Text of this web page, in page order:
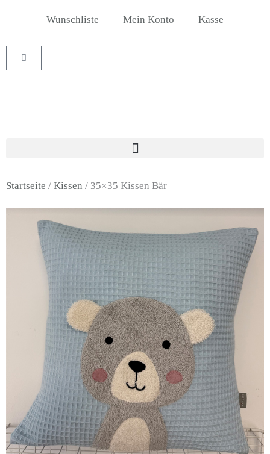
springen
Wunschliste Mein Konto Kasse
Warenkorb
Startseite / Kissen / 35×35 Kissen Bär